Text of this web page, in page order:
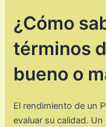
¿Cómo
términos
bueno o
El rendimiento de un
evaluar su calidad.